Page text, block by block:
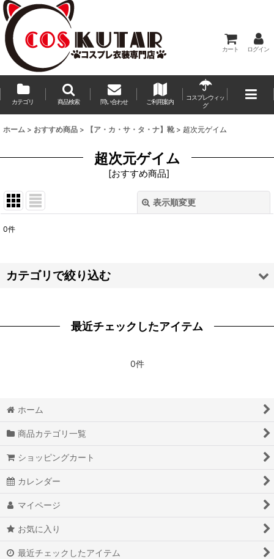
カート ログイン
カテゴリ 商品検索 問い合わせ ご利用案内
コスプレウィッ
グ
ホーム > おすすめ商品 > 【ア・カ・サ・タ・ナ】靴 > 超次元ゲイム
超次元ゲイム
[おすすめ商品]
表示順変更
並び順:
0件
カテゴリで絞り込む
ID:INVADED イド：インヴェイデッド
IDOLiSH7 アイドリッシュセブン
最近チェックしたアイテム
0件
ホーム
商品カテゴリ一覧
ショッピングカート
カレンダー
マイページ
お気に入り
最近チェックしたアイテム